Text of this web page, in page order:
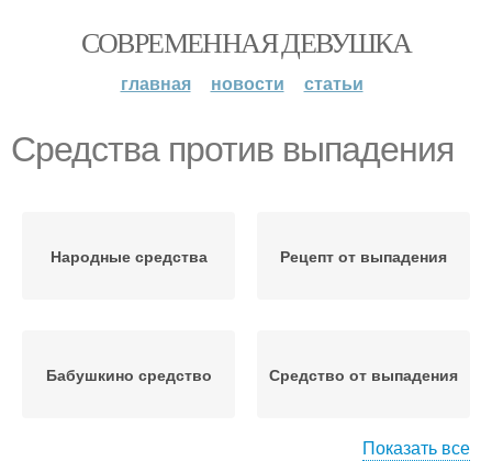
СОВРЕМЕННАЯ ДЕВУШКА
главная новости статьи
Средства против выпадения
Народные средства Рецепт от выпадения
Бабушкино средство Средство от выпадения
Показать все